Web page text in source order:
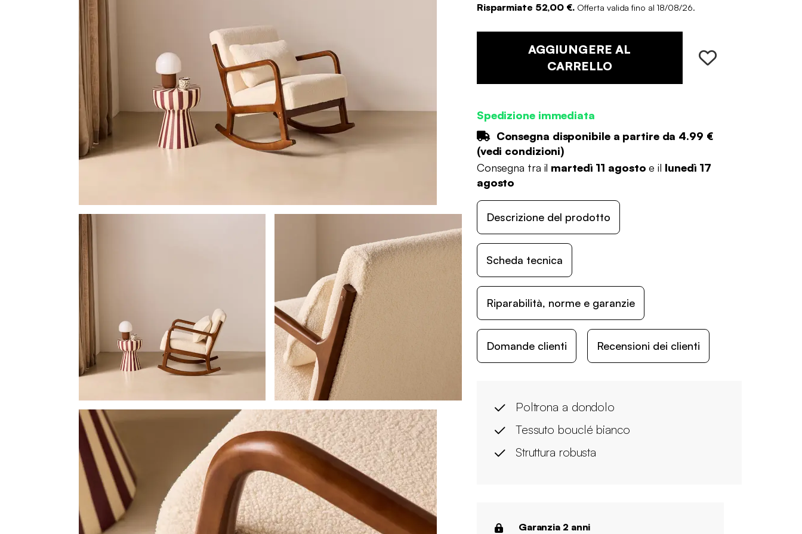
Risparmiate 52,00 €. Offerta valida fino al 18/08/26.
AGGIUNGERE AL
CARRELLO
Spedizione immediata
Consegna disponibile a partire da 4.99 €
(vedi condizioni)
Consegna tra il martedì 11 agosto e il lunedì 17
agosto
Descrizione del prodotto
Scheda tecnica
Riparabilità, norme e garanzie
Domande clienti Recensioni dei clienti
Poltrona a dondolo
Tessuto bouclé bianco
Struttura robusta
Garanzia 2 anni